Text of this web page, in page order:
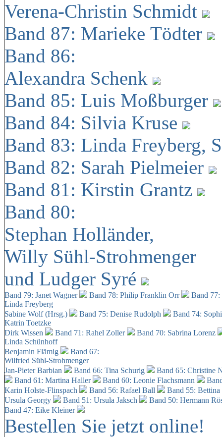
Verena-Christin Schmidt
Band 87: Marieke Tödter
Band 86:
Alexandra Schenk
Band 85: Luis Moßburger
Band 84: Silvia Kruse
Band 83: Linda Freyberg,
Band 82: Sarah Pielmeier
Band 81: Kirstin Grantz
Band 80:
Stephan Holländer,
Willy Sühl-Strohmenger
und Ludger Syré
Band 79: Janet Wagner Band 78: Philip Franklin Orr
Band
Linda Freyberg
Sabine Wolf (Hrsg.)
Band 75: Denise Rudolph
Band 74:
Katrin Toetzke
Dirk Wissen
Band 71: Rahel Zoller
Band 70: Sabrina Lorenz
Linda Schünhoff
Benjamin Flämig
Band 67:
Wilfried Sühl-Strohmenger
Jan-Pieter Barbian
Band 66: Tina Schurig
Band 65: Christine
Band 61: Martina Haller
Band 60: Leonie Flachsmann
Karin Holste-Flinspach
Band 56: Rafael Ball
Band 55:
Ursula Georgy
Band 51: Ursula Jaksch Band 50: Hermann
Band 47: Eike Kleiner
Bestellen Sie jetzt online!